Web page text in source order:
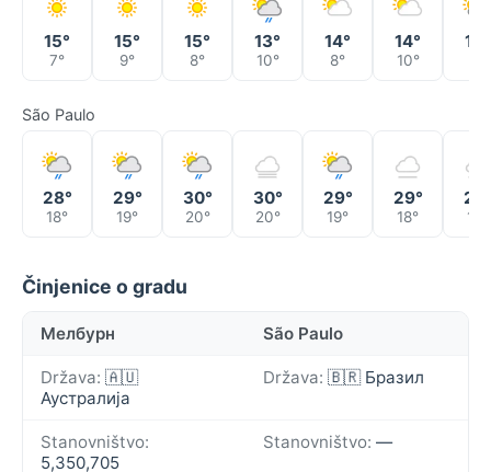
15°
7°
15°
9°
15°
8°
13°
10°
14°
8°
14°
10°
13°
São Paulo
28°
18°
29°
19°
30°
20°
30°
20°
29°
19°
29°
18° 19°
Činjenice o gradu
Мелбурн São Paulo
Država: 🇦🇺
Аустралија
Država: 🇧🇷 Бразил
Stanovništvo:
5,350,705
Stanovništvo: —